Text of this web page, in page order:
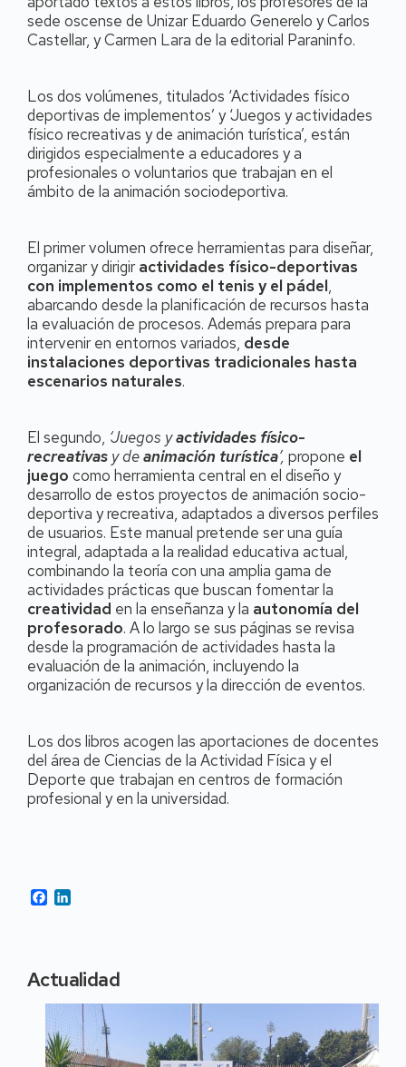
sede oscense de Unizar Eduardo Generelo y Carlos
Castellar, y Carmen Lara de la editorial Paraninfo.
Los dos volúmenes, titulados ‘Actividades físico
deportivas de implementos’ y ‘Juegos y actividades
físico recreativas y de animación turística’, están
dirigidos especialmente a educadores y a
profesionales o voluntarios que trabajan en el
ámbito de la animación sociodeportiva.
El primer volumen ofrece herramientas para diseñar,
organizar y dirigir actividades físico-deportivas
con implementos como el tenis y el pádel,
abarcando desde la planificación de recursos hasta
la evaluación de procesos. Además prepara para
intervenir en entornos variados, desde
instalaciones deportivas tradicionales hasta
escenarios naturales.
El segundo, ‘Juegos yactividades físico-
recreativas y deanimación turística’, propone el
juego como herramienta central en el diseño y
desarrollo de estos proyectos de animación socio-
deportiva y recreativa, adaptados a diversos perfiles
de usuarios. Este manual pretende ser una guía
integral, adaptada a la realidad educativa actual,
combinando la teoría con una amplia gama de
actividades prácticas que buscan fomentar la
creatividad en la enseñanza y la autonomía del
profesorado. A lo largo se sus páginas se revisa
desde la programación de actividades hasta la
evaluación de la animación, incluyendo la
organización de recursos y la dirección de eventos.
Los dos libros acogen las aportaciones de docentes
del área de Ciencias de la Actividad Física y el
Deporte que trabajan en centros de formación
profesional y en la universidad.
Facebook
Actualidad